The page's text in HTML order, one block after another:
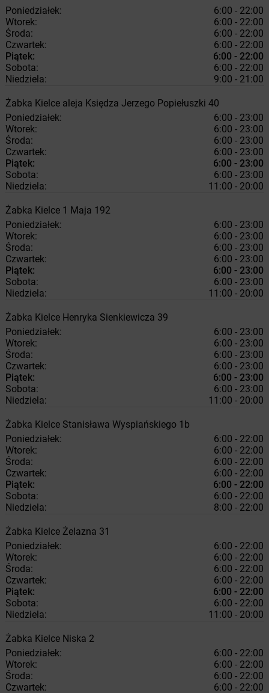
Poniedziałek:
6:00 - 22:00
Wtorek:
6:00 - 22:00
Środa:
6:00 - 22:00
Czwartek:
6:00 - 22:00
Piątek:
6:00 - 22:00
Sobota:
6:00 - 22:00
Niedziela:
9:00 - 21:00
Żabka Kielce aleja Księdza Jerzego Popiełuszki 40
Poniedziałek:
6:00 - 23:00
Wtorek:
6:00 - 23:00
Środa:
6:00 - 23:00
Czwartek:
6:00 - 23:00
Piątek:
6:00 - 23:00
Sobota:
6:00 - 23:00
Niedziela:
11:00 - 20:00
Żabka Kielce 1 Maja 192
Poniedziałek:
6:00 - 23:00
Wtorek:
6:00 - 23:00
Środa:
6:00 - 23:00
Czwartek:
6:00 - 23:00
Piątek:
6:00 - 23:00
Sobota:
6:00 - 23:00
Niedziela:
11:00 - 20:00
Żabka Kielce Henryka Sienkiewicza 39
Poniedziałek:
6:00 - 23:00
Wtorek:
6:00 - 23:00
Środa:
6:00 - 23:00
Czwartek:
6:00 - 23:00
Piątek:
6:00 - 23:00
Sobota:
6:00 - 23:00
Niedziela:
11:00 - 20:00
Żabka Kielce Stanisława Wyspiańskiego 1b
Poniedziałek:
6:00 - 22:00
Wtorek:
6:00 - 22:00
Środa:
6:00 - 22:00
Czwartek:
6:00 - 22:00
Piątek:
6:00 - 22:00
Sobota:
6:00 - 22:00
Niedziela:
8:00 - 22:00
Żabka Kielce Żelazna 31
Poniedziałek:
6:00 - 22:00
Wtorek:
6:00 - 22:00
Środa:
6:00 - 22:00
Czwartek:
6:00 - 22:00
Piątek:
6:00 - 22:00
Sobota:
6:00 - 22:00
Niedziela:
11:00 - 20:00
Żabka Kielce Niska 2
Poniedziałek:
6:00 - 22:00
Wtorek:
6:00 - 22:00
Środa:
6:00 - 22:00
Czwartek:
6:00 - 22:00